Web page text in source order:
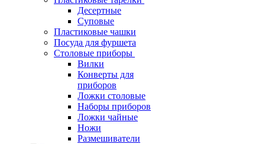
Десертные
Суповые
Пластиковые чашки
Посуда для фуршета
Столовые приборы
Вилки
Конверты для
приборов
Ложки столовые
Наборы приборов
Ложки чайные
Ножи
Размешиватели